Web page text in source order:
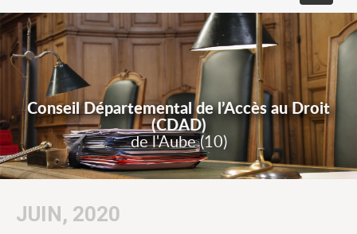
Conseil Départemental de l’Accès au Droit
(CDAD)
de l'Aube (10)
JUIN, 2020